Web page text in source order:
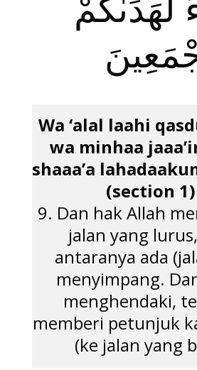
لَهَدَىٰكُمْ
Wa ‘alal laahi
wa minhaa
shaaa’a
(section
9. Dan hak Allah
jalan yang
antaranya ada
menyimpang.
menghendaki,
memberi petunjuk
(ke jalan yang